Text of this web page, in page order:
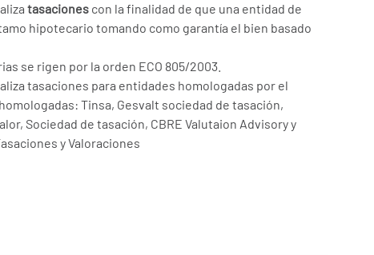
tasaciones con la finalidad de que una entidad de
hipotecario tomando como garantía el bien basado
se rigen por la orden ECO 805/2003.
tasaciones para entidades homologadas por el
Tinsa, Gesvalt sociedad de tasación,
Sociedad de tasación, CBRE Valutaion Advisory y
y Valoraciones